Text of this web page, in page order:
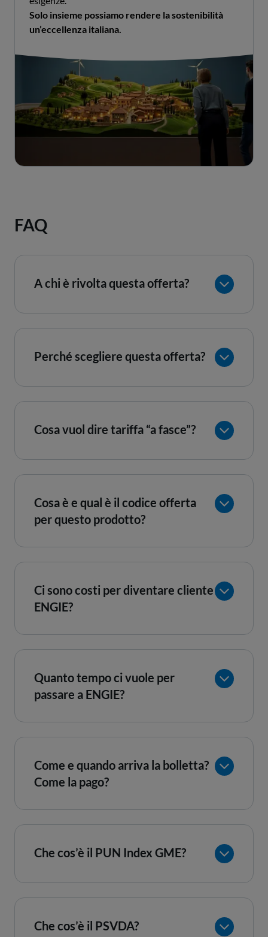
Solo insieme possiamo rendere la sostenibilità
un’eccellenza italiana.
FAQ
A chi è rivolta questa offerta?
Perché scegliere questa offerta?
Cosa vuol dire tariffa “a fasce”?
Cosa è e qual è il codice offerta
per questo prodotto?
Ci sono costi per diventare cliente
ENGIE?
Quanto tempo ci vuole per
passare a ENGIE?
Come e quando arriva la bolletta?
Come la pago?
Che cos’è il PUN Index GME?
Che cos’è il PSVDA?